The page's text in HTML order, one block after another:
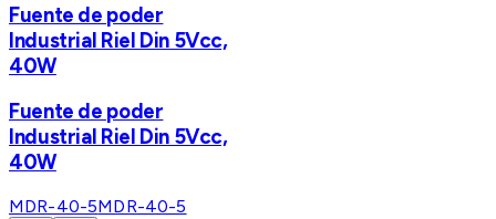
Fuente de poder
Industrial Riel Din 5Vcc,
40W
Fuente de poder
Industrial Riel Din 5Vcc,
40W
MDR-40-5MDR-40-5